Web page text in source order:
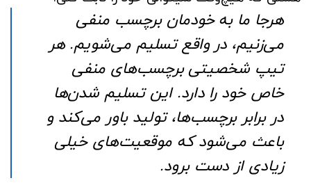
هرجا ما به خودمان برچسب منفی
می‌زنیم، در واقع تسلیم می‌شویم. هر
تیپ شخصیتی برچسب‌های منفی
خاص خود را دارد. این تسلیم شدن‌ها
در برابر برچسب‌ها، تولید باور می‌کند و
باعث می‌شود که موقعیت‌های خیلی
زیادی از دست برود.